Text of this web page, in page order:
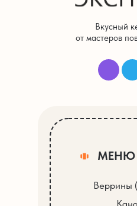
Веррины
МЕНЮ
Вкусный
от мастеров